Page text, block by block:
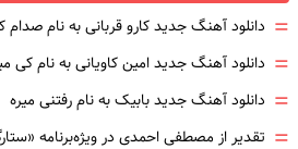
= دانلود آهنگ جدید کارو قربانی به نام صدام
= دانلود آهنگ جدید امین کاویانی به نام کی
= دانلود آهنگ جدید بابیک به نام رفتنی میره
= تقدیر از مصطفی احمدی در ویژه‌برنامه